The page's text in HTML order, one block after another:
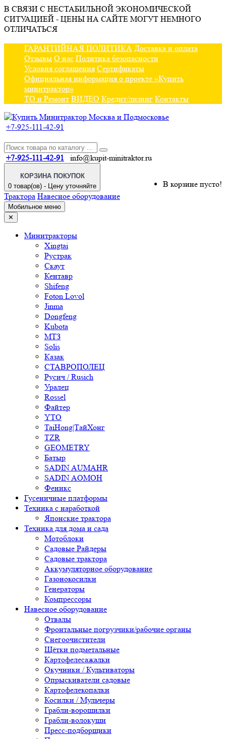
В СВЯЗИ С НЕСТАБИЛЬНОЙ ЭКОНОМИЧЕСКОЙ
СИТУАЦИЕЙ - ЦЕНЫ НА САЙТЕ МОГУТ НЕМНОГО
ОТЛИЧАТЬСЯ
ГАРАНТИЙНАЯ ПОЛИТИКА Доставка и оплата
Отзывы О нас Политика безопасности
Условия соглашения Сертификаты
Официальная информация о проекте «Купить
минитрактор»
ТО и Ремонт ВИДЕО Кредит/лизинг Контакты
+7-925-111-42-91
+7-925-111-42-91 info@kupit-minitraktor.ru
КОРЗИНА ПОКУПОК
0 товар(ов) - Цену уточняйте
В корзине пусто!
Трактора Навесное оборудование
Мобильное меню
✕
Минитракторы
Xingtai
Рустрак
Скаут
Кентавр
Shifeng
Foton Lovol
Jinma
Dongfeng
Kubota
МТЗ
Solis
Казак
СТАВРОПОЛЕЦ
Русич / Rusich
Уралец
Rossel
Файтер
YTO
TaiHong|ТайХонг
TZR
GEOMETRY
Батыр
SADIN AUMAHR
SADIN AOMOH
Феникс
Гусеничные платформы
Техника с наработкой
Японские трактора
Техника для дома и сада
Мотоблоки
Садовые Райдеры
Садовые трактора
Аккумуляторное оборудование
Газонокосилки
Генераторы
Компрессоры
Навесное оборудование
Отвалы
Фронтальные погрузчики/рабочие органы
Снегоочистители
Щётки подметальные
Картофелесажалки
Окучники / Культиваторы
Опрыскиватели садовые
Картофелекопалки
Косилки / Мульчеры
Грабли-ворошилки
Грабли-волокуши
Пресс-подборщики